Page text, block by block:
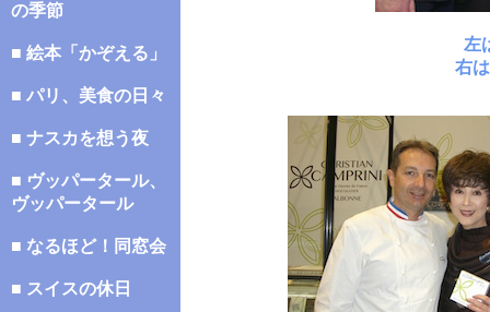
の季節
■ 絵本「かぞえる」
■ パリ、美食の日々
■ ナスカを想う夜
■ ヴッパータール、
ヴッパータール
■ なるほど！同窓会
■ スイスの休日
左
右